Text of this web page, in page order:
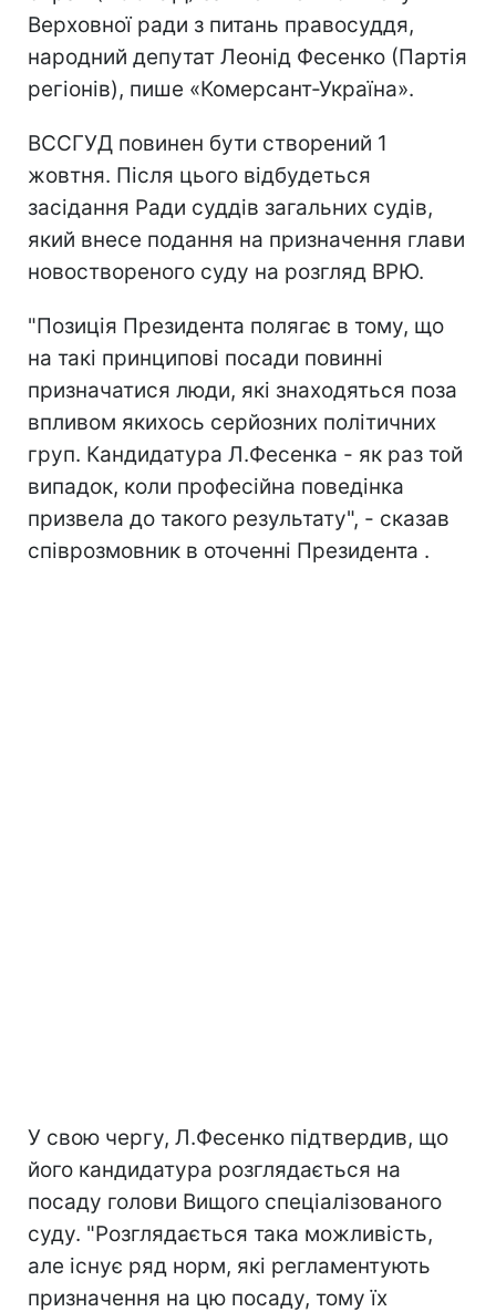
Верховної ради з питань правосуддя,
народний депутат Леонід Фесенко (Партія
регіонів), пише «Комерсант-Україна».
ВССГУД повинен бути створений 1
жовтня. Після цього відбудеться
засідання Ради суддів загальних судів,
який внесе подання на призначення глави
новоствореного суду на розгляд ВРЮ.
"Позиція Президента полягає в тому, що
на такі принципові посади повинні
призначатися люди, які знаходяться поза
впливом якихось серйозних політичних
груп. Кандидатура Л.Фесенка - як раз той
випадок, коли професійна поведінка
призвела до такого результату", - сказав
співрозмовник в оточенні Президента .
У свою чергу, Л.Фесенко підтвердив, що
його кандидатура розглядається на
посаду голови Вищого спеціалізованого
суду. "Розглядається така можливість,
але існує ряд норм, які регламентують
призначення на цю посаду, тому їх